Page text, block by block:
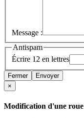
Message :
Antispam
Écrire 12 en lettres
Fermer
Envoyer
×
Modification d'une roue